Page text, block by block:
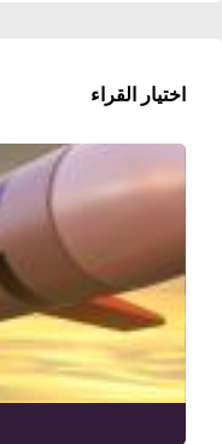
اختيار القراء